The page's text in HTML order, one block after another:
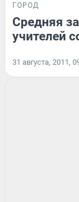
ГОРОД
Средняя
учителей
31 августа, 2011,